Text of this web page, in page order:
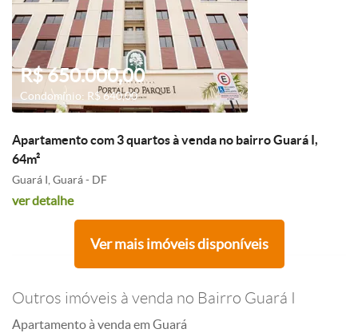
R$ 650.000,00
Condomínio: R$ 640,00
Apartamento com 3 quartos à venda no bairro Guará I,
64m²
Guará I, Guará - DF
ver detalhe
Ver mais imóveis disponíveis
Outros imóveis à venda no Bairro Guará I
Apartamento à venda em Guará